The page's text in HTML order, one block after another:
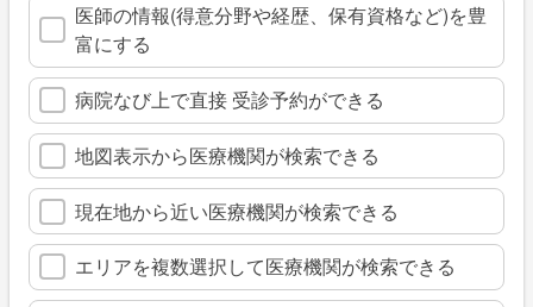
医師の情報(得意分野や経歴、保有資格など)を豊
富にする
病院なび上で直接 受診予約ができる
地図表示から医療機関が検索できる
現在地から近い医療機関が検索できる
エリアを複数選択して医療機関が検索できる